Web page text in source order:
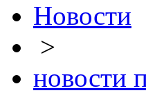
Новости
>
новости